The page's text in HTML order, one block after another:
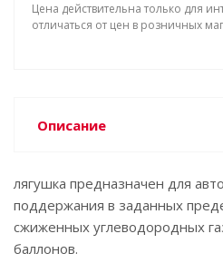
Цена действительна только для
отличаться от цен в розничных
Описание
лягушка предназначен для
поддержания в заданных
сжиженных углеводородных
баллонов.